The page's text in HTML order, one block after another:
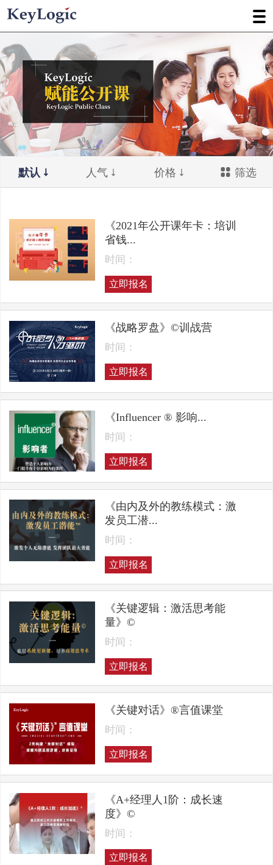
默认 人气 价格 筛选
《2021年公开课年卡：培训
省钱...
时间：
立即报名
《战略罗盘》©训战营
时间：
立即报名
《Influencer ® 影响...
时间：
立即报名
《由内及外的教练模式：激
发员工潜...
时间：
立即报名
《关键逻辑：激活思考能
量》©
时间：
立即报名
《关键对话》®言值课堂
时间：
立即报名
《A+经理人1阶：成长速
度》©
时间：
立即报名